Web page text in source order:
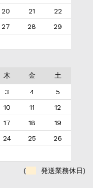
20 21
22
27 28
29
木 金 土
3 4
5
10 11
12
17 18
19
24 25
26
( 発送業務休日)